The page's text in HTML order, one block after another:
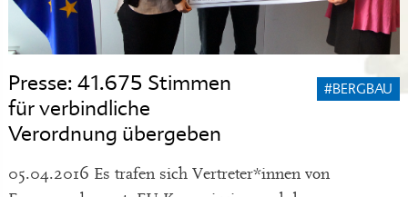
Presse: 41.675 Stimmen
für verbindliche
Verordnung übergeben
#BERGBAU
05.04.2016 Es trafen sich Vertreter*innen von